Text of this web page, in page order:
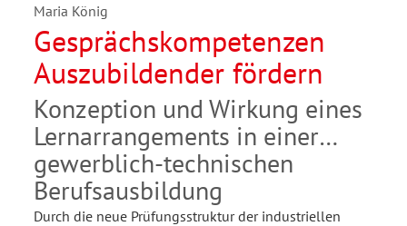
Maria König
Gesprächskompetenzen
Auszubildender fördern
Konzeption und Wirkung eines
Lernarrangements in einer
gewerblich-technischen
Berufsausbildung
Durch die neue Prüfungsstruktur der industriellen